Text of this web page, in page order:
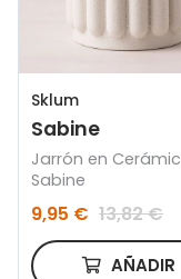
Sklum
Sabine
Jarrón en
Sabine
9,95 € 13,82 €
AÑADIR